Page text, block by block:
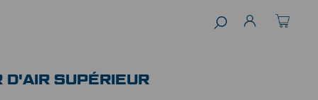
D'AIR SUPÉRIEUR